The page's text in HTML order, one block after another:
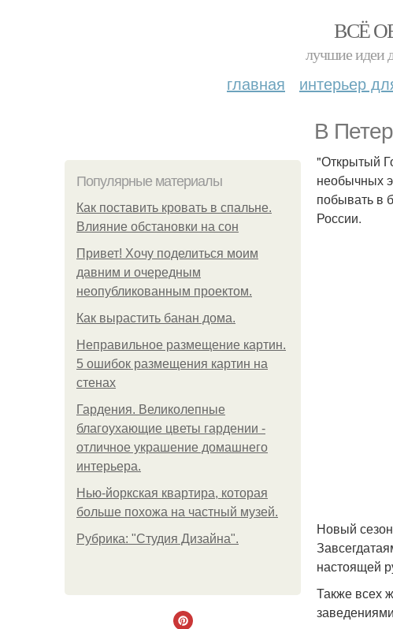
ВСЁ
лучшие идеи
главная интерьер
В
Популярные материалы
Как поставить кровать в спальне.
Влияние обстановки на сон
Привет! Хочу поделиться моим
давним и очередным
неопубликованным проектом.
Как вырастить банан дома.
Неправильное размещение картин.
5 ошибок размещения картин на
стенах
Гардения. Великолепные
благоухающие цветы гардении -
отличное украшение домашнего
интерьера.
Нью-йоркская квартира, которая
больше похожа на частный музей.
Рубрика: "Студия Дизайна".
"Открытый
необычных
побывать в
России.
Новый
настоящей
Также всех